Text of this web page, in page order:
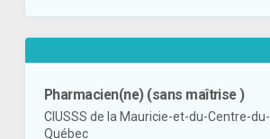
Pharmacien(ne) (sans maîtrise )
CIUSSS de la Mauricie-et-du-Centre-du-
Québec